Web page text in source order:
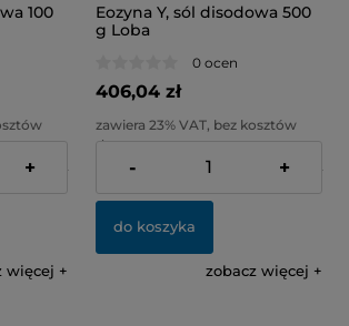
100
77,03 zł
+
więcej
Eozyna Y, sól disodowa 500
g Loba
0 ocen
406,04 zł
zawiera 23% VAT, bez kosztów
dostawy
Cena netto:
330,11 zł
- +
do koszyka
zobacz więcej